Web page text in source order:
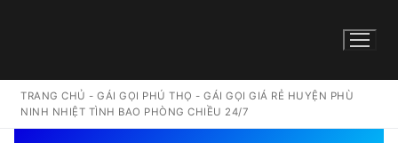
TRANG CHỦ -GÁI GỌI PHÚ THỌ -GÁI GỌI GIÁ RẺ HUYỆN PHÙ
NINH NHIỆT TÌNH BAO PHÒNG CHIỀU 24/7